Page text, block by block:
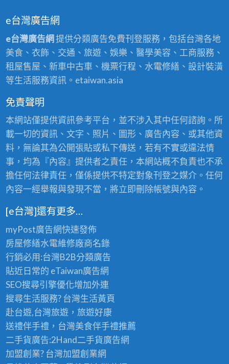
e台灣廣告網
e台灣廣告網 提供分類廣告免費刊登服務，包括台灣各地
美食、衣飾、交通、旅遊、娛樂、醫學美容、工商服務、
租屋售屋、新車中古車、機票行程、水電修繕、設計裝潢
等生活服務資訊。etaiwan.asia
免責聲明
本網站僅提供資訊參考平台，並不涉入其中任何諮詢。所
載一切的資訊、文字、照片、圖形、廣告內容、或其他資
料，無論其為公開張貼或私下傳送，若有不實或違法情
事，均為『內容』提供者之責任，本網站概不負責也不承
擔任何法律責任，僅係提供不特定對象刊登之媒介。任何
內容一經舉報與發現不當，將立即刪除帳號與內容。
[e台灣]還有更多…
myPost廣告網快速發佈
房屋修繕水電維修廠商名錄
行銷必用:台灣B2B分類廣告
貼近日常的 eTaiwan廣告網
SEO搜尋引擎優化增加外連
搜尋生活服務? 台灣生活黃頁
赴台遊,台灣旅遊，旅遊好康
送禮伴手禮，台灣美食伴手禮推薦
二手貨廣告:2Hand二手貨廣告網
加盟創業? 台灣加盟創業網